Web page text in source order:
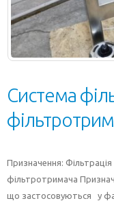
Система
Призначення: Фільтрація
фільтротримача
що застосовуються у